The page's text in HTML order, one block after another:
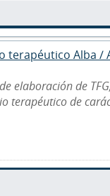
terapéutico Alba /
elaboración de
terapéutico de